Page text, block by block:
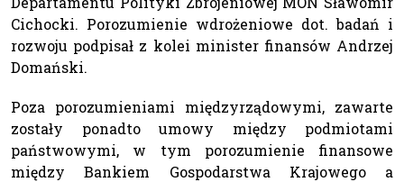
Cichocki. Porozumienie wdrożeniowe dot. badań i
rozwoju podpisał z kolei minister finansów Andrzej
Domański.
Poza porozumieniami międzyrządowymi, zawarte
zostały ponadto umowy między podmiotami
państwowymi, w tym porozumienie finansowe
między Bankiem Gospodarstwa Krajowego a